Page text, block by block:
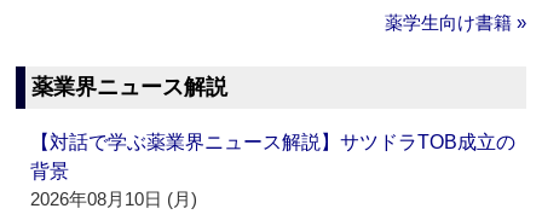
薬学生向け書籍 »
薬業界ニュース解説
【対話で学ぶ薬業界ニュース解説】サツドラTOB成立の
背景
2026年08月10日 (月)